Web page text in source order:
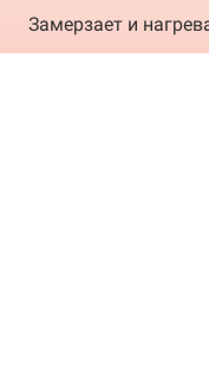
Замерзает и